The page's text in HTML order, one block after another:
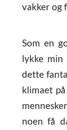
vakker og
Som en
lykke
dette
klimaet
noen få